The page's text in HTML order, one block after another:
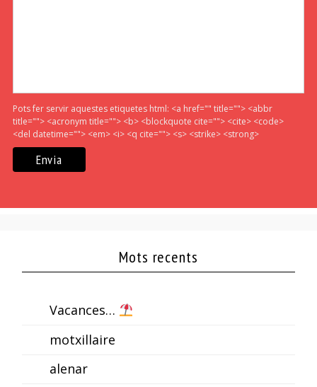
Pots fer servir aquestes etiquetes html: <a href="" title=""> <abbr
title=""> <acronym title=""> <b> <blockquote cite=""> <cite> <code>
<del datetime=""> <em> <i> <q cite=""> <s> <strike> <strong>
Mots recents
Vacances…
motxillaire
alenar